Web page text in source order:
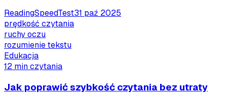
ReadingSpeedTest31 paź 2025
prędkość czytania
ruchy oczu
rozumienie tekstu
Edukacja
12 min czytania
Jak poprawić szybkość czytania bez utraty